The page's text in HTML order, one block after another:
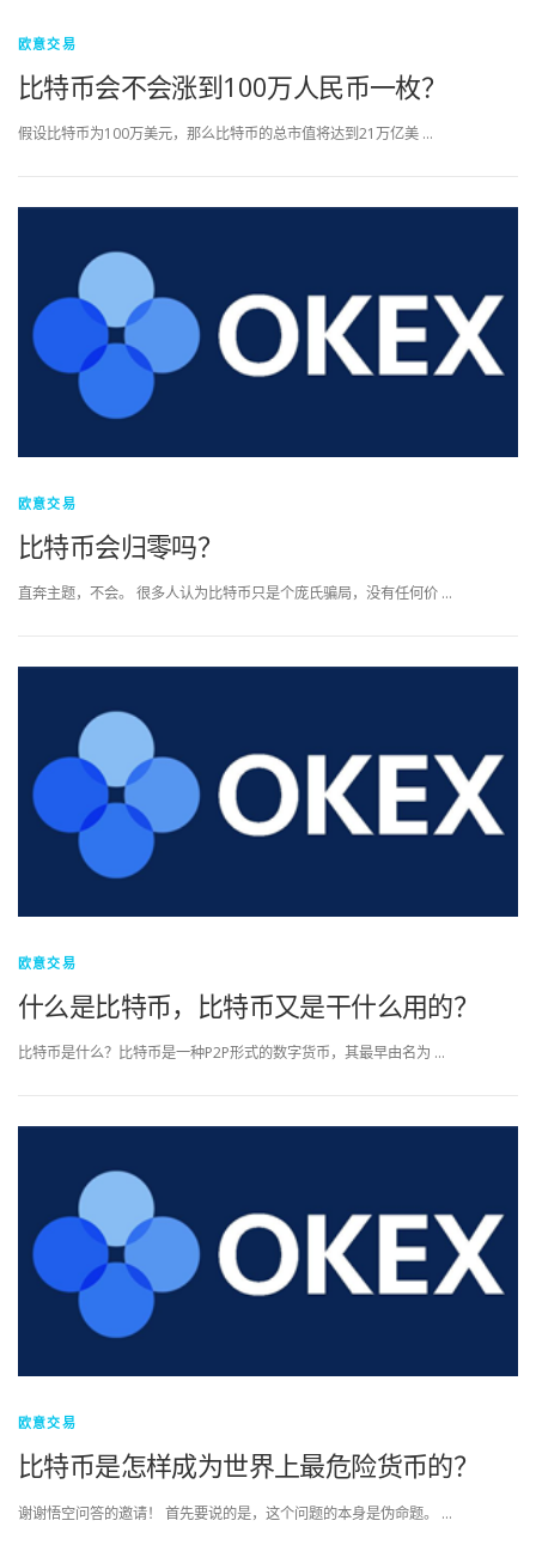
欧意交易
比特币会不会涨到100万人民币一枚？
假设比特币为100万美元，那么比特币的总市值将达到21万亿美 …
欧意交易
比特币会归零吗？
直奔主题，不会。 很多人认为比特币只是个庞氏骗局，没有任何价 …
欧意交易
什么是比特币，比特币又是干什么用的？
比特币是什么？比特币是一种P2P形式的数字货币，其最早由名为 …
欧意交易
比特币是怎样成为世界上最危险货币的？
谢谢悟空问答的邀请！ 首先要说的是，这个问题的本身是伪命题。 …